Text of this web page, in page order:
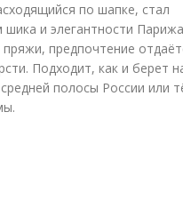
по шапке, стал
шика и элегантности
предпочтение
Подходит, как и берет
полосы России или